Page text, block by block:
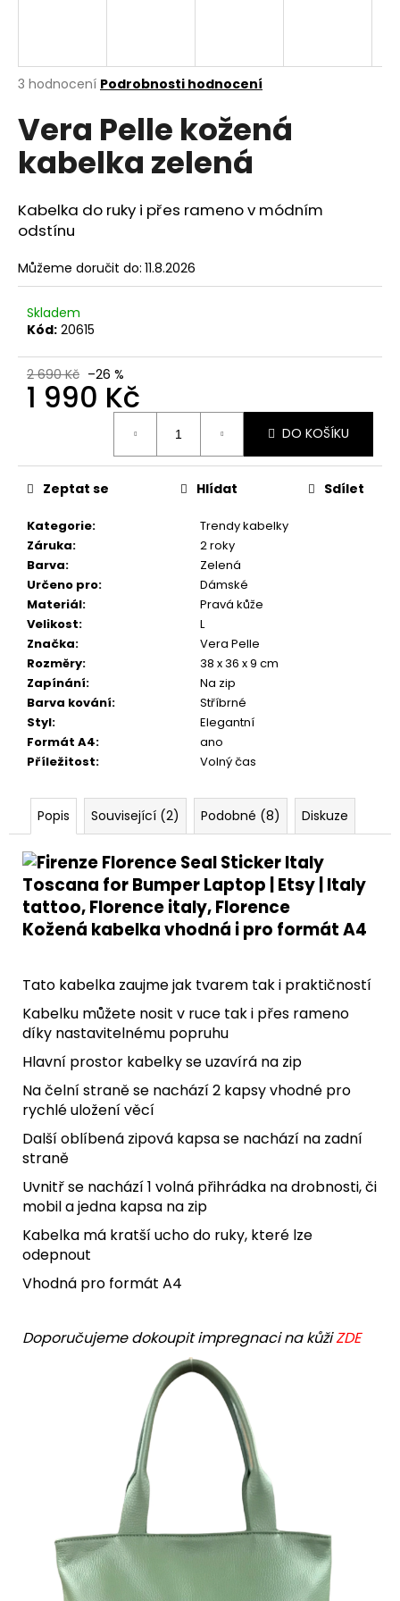
Průměrné
produktu
je
5,0
hvězdiček.
3 hodnocení Podrobnosti hodnocení
Vera Pelle kožená
kabelka zelená
Kabelka do ruky i přes rameno v módním
odstínu
Můžeme doručit do: 11.8.2026
Skladem
Kód: 20615
2 690 Kč –26 %
1 990 Kč
DO KOŠÍKU
Kategorie:
Trendy kabelky
Záruka:
2 roky
Barva:
Zelená
Určeno pro:
Dámské
Materiál:
Pravá kůže
Velikost:
L
Značka:
Vera Pelle
Rozměry:
38 x 36 x 9 cm
Zapínání:
Na zip
Barva kování:
Stříbrné
Styl:
Elegantní
Formát A4:
ano
Příležitost: Volný čas
Zeptat se Hlídat Sdílet
Popis Související (2) Podobné (8) Diskuze
Kožená kabelka vhodná i pro formát A4
Tato kabelka zaujme jak tvarem tak i praktičností
Kabelku můžete nosit v ruce tak i přes rameno
díky nastavitelnému popruhu
Hlavní prostor kabelky se uzavírá na zip
Na čelní straně se nachází 2 kapsy vhodné pro
rychlé uložení věcí
Další oblíbená zipová kapsa se nachází na zadní
straně
Uvnitř se nachází 1 volná přihrádka na drobnosti, či
mobil a jedna kapsa na zip
Kabelka má kratší ucho do ruky, které lze
odepnout
Vhodná pro formát A4
Doporučujeme dokoupit impregnaci na kůžiZDE
í
t
?
HLEDAT
D
o
p
r
u
e
m
e